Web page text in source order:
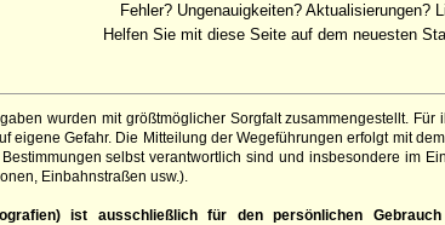
Fehler? Ungenauigkeiten? Aktualisierungen?
Helfen Sie mit diese Seite auf dem neuesten
wurden mit größtmöglicher Sorgfalt zusammengestellt.
eigene Gefahr. Die Mitteilung der Wegeführungen erfolgt mit
selbst verantwortlich sind und insbesondere im
Einbahnstraßen usw.).
ist ausschließlich für den persönlichen